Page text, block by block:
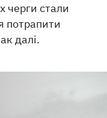
черги стали
потрапити
далі.